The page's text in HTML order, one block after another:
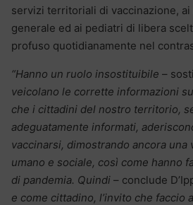
servizi territoriali di vaccinazione,
generale ed ai pediatri di libera
profuso quotidianamente nel
“Hanno un ruolo insostituibile –
veicolano le corrette informazioni
che i cittadini del nostro territorio,
adeguatamente informati,
vaccinarsi, dimostrando ancora una
umano e sociale, così come hanno
di pandemia. Quindi – conclude
e come cittadino, l’invito che faccio